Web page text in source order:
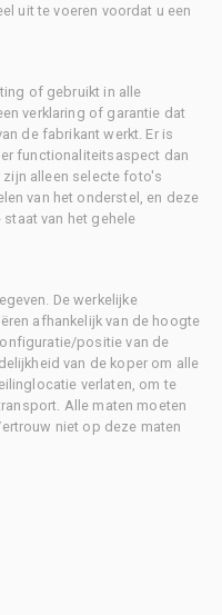
uit te voeren voordat u een
of gebruikt in alle
verklaring of garantie dat
de fabrikant werkt. Er is
functionaliteitsaspect dan
zijn alleen selecte foto's
van het onderstel, en deze
van het gehele
De werkelijke
afhankelijk van de hoogte
positie van de
van de koper om alle
verlaten, om te
Alle maten moeten
niet op deze maten